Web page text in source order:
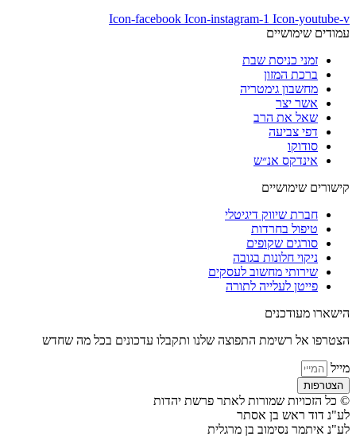
Icon-facebook Icon-instagram-1 Icon-youtube-v
עמודים שימושיים
זמני כניסת שבת
ברכת המזון
מחשבון גימטריה
אשר יצר
שאל את הרב
דפי צביעה
סודוקו
אינדקס אנ״ש
קישורים שימושיים
חברת שיווק דיגיטלי
טיפול בחרדות
סורגים שקופים
ניקוי חלונות בגובה
שירותי מחשוב לעסקים
פייטן לעלייה לתורה
הישארו מעודכנים
הצטרפו אל רשימת התפוצה שלנו ותקבלו עדכונים בכל מה שחדש
מייל
הצטרפות
© כל הזכויות שמורות לאתר פרשת יהדות
לע"נ דוד ראש בן אסתר
לע"נ איתמר נסימוב בן מרגלית